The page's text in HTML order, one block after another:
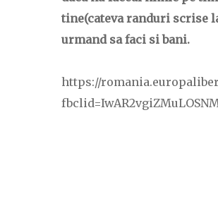
tine(cateva randuri scrise
urmand sa faci si bani.
https://